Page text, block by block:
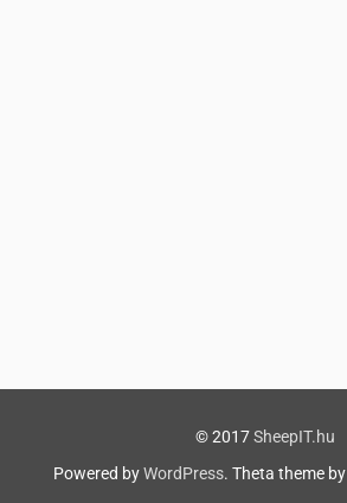
© 2017SheepIT.hu
Powered byWordPress. Theta theme by